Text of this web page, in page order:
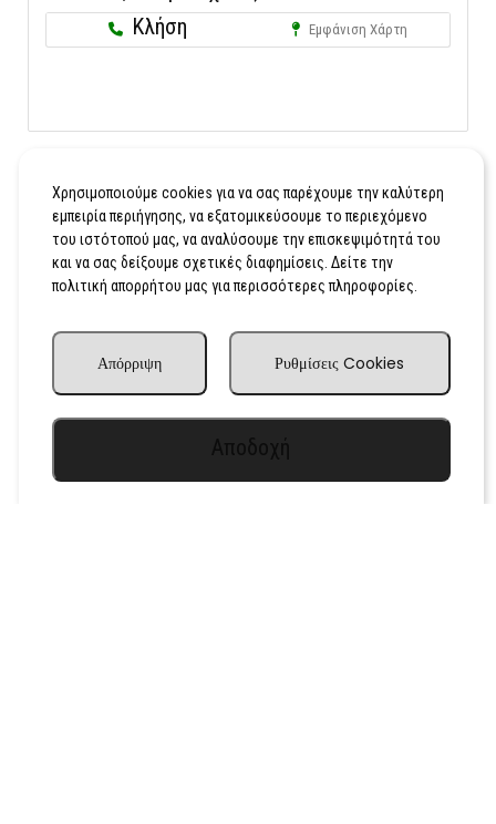
Κλήση
Εμφάνιση Χάρτη
Χρησιμοποιούμε cookies για να σας παρέχουμε την καλύτερη
εμπειρία περιήγησης, να εξατομικεύσουμε το περιεχόμενο
του ιστότοπού μας, να αναλύσουμε την επισκεψιμότητά του
και να σας δείξουμε σχετικές διαφημίσεις. Δείτε την
πολιτική απορρήτου μας για περισσότερες πληροφορίες.
Ρυθμίσεις Cookies
Απόρριψη